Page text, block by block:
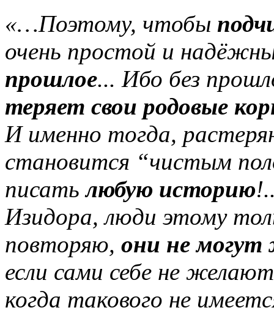
«…Поэтому, чтобы
очень простой и
прошлое... Ибо без
теряет свои родовые
И именно тогда,
становится “чистым
писатьлюбую историю
Изидора, люди этому
повторяю, они не могут
если сами себе не
когда такового не